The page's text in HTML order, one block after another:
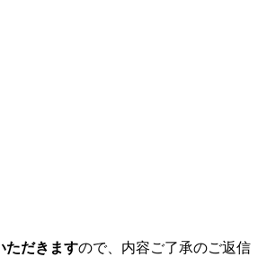
ただきますので、内容ご了承のご返信